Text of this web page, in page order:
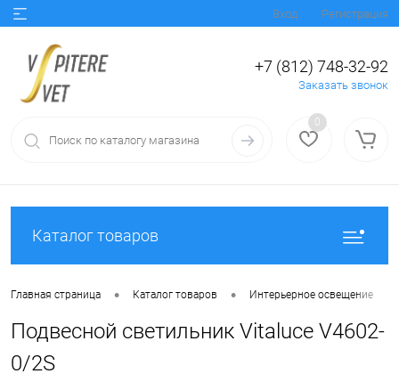
Вход Регистрация
+7 (812) 748-32-92
Заказать звонок
0
Каталог товаров
Главная страница • Каталог товаров • Интерьерное освещение
Подвесной светильник Vitaluce V4602-
0/2S